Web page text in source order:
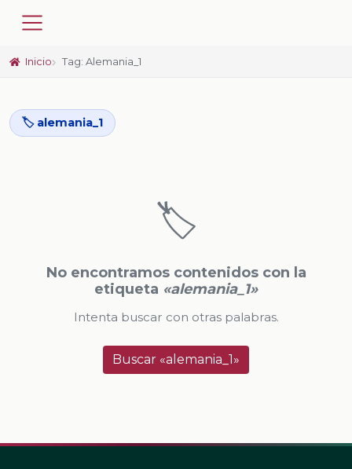
Inicio Tag: Alemania_1
🏷️ alemania_1
🏷️
No encontramos contenidos con la
etiqueta «alemania_1»
Intenta buscar con otras palabras.
Buscar «alemania_1»